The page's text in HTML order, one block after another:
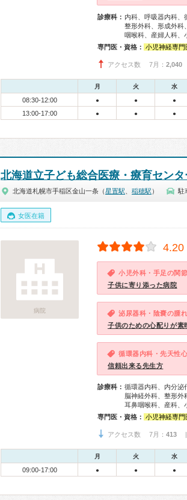
診療科： 内科、呼吸器内科、
整形外科、形成外科
咽喉科、産婦人科、
専門医・資格： 小児神経専門
アクセス数 7月： 2,040
月 火 水
08:30-12:00 ● ● ●
13:00-17:00
● ● ●
北海道立子ども総合医療・療育センタ
北海道札幌市手稲区金山一条（星置駅 稲穂駅 ） 駐
女医在籍
病院
4.20
小児外科・手足の関
子供に寄り添った病院
泌尿器科・陰嚢の腫れ
子供のための心配りが素
循環器内科・先天性
信頼出来る先生方
診療科： 循環器内科、内分泌
脳神経外科、整形外
耳鼻咽喉科、産科、
専門医・資格： 小児神経専門
アクセス数 7月： 413 |
月 火 水
09:00-17:00 ● ● ●